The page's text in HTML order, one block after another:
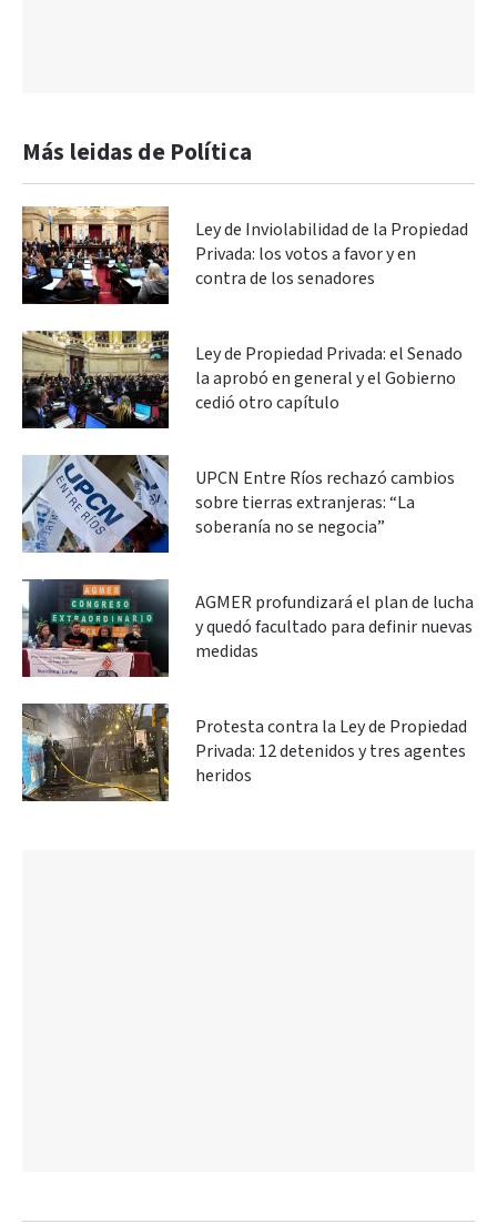
Más leidas de Política
Ley de Inviolabilidad de la Propiedad
Privada: los votos a favor y en
contra de los senadores
Ley de Propiedad Privada: el Senado
la aprobó en general y el Gobierno
cedió otro capítulo
UPCN Entre Ríos rechazó cambios
sobre tierras extranjeras: “La
soberanía no se negocia”
AGMER profundizará el plan de lucha
y quedó facultado para definir nuevas
medidas
Protesta contra la Ley de Propiedad
Privada: 12 detenidos y tres agentes
heridos